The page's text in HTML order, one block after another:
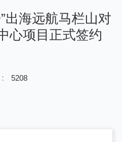
出海远航马栏山对
心项目正式签约
5208